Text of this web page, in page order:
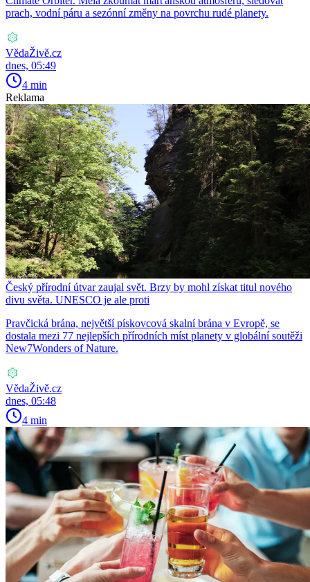
prach, vodní páru a sezónní změny na povrchu rudé planety.
VědaŽivě.cz
dnes, 05:49
4 min
Reklama
Český přírodní útvar zaujal svět. Brzy by mohl získat titul nového
divu světa. UNESCO je ale proti
Pravčická brána, největší pískovcová skalní brána v Evropě, se
dostala mezi 77 nejlepších přírodních míst planety v globální soutěži
New7Wonders of Nature.
VědaŽivě.cz
dnes, 05:48
4 min